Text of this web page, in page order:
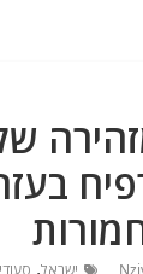
ישראל,